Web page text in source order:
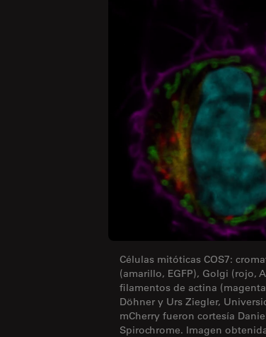
Células mitóticas COS7:
(amarillo, EGFP), Golgi (rojo,
filamentos de actina
Döhner y Urs Ziegler,
mCherry fueron cortesía
Spirochrome. Imagen